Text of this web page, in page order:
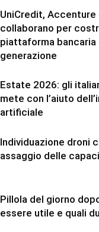
UniCredit, Accenture
collaborano per
piattaforma bancaria
generazione
Estate 2026: gli
mete con l’aiuto
artificiale
Individuazione droni
assaggio delle
Pillola del giorno
essere utile e quali